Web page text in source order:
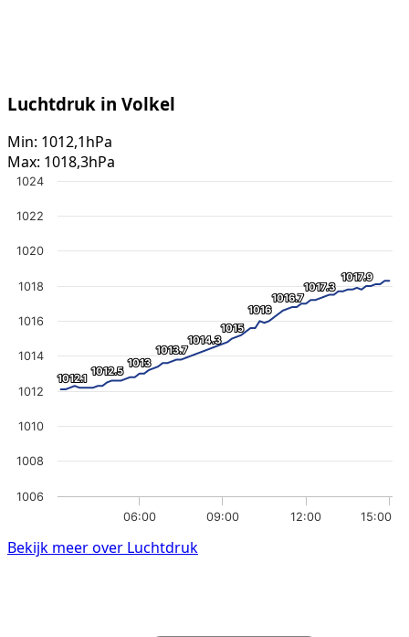
Luchtdruk in Volkel
Min: 1012,1hPa
Max: 1018,3hPa
1012.1
1012.1
1012.5
1012.5
1013
1013
1013.7
1013.7
1014.3
1014.3
1015
1015
1016
1016
1016.7
1016.7
1017.3
1017.3
1017.9
1017.9
06:00 09:00 12:00 15:00
1006
1008
1010
1012
1014
1016
1018
1020
1022
1024
Bekijk meer over Luchtdruk